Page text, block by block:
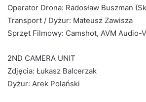
Operator Drona: Radosław Buszman
Transport / Dyżur: Mateusz Zawisza
Sprzęt Filmowy: Camshot, AVM Audio-
2ND CAMERA UNIT
Zdjęcia: Łukasz Balcerzak
Dyżur: Arek Polański